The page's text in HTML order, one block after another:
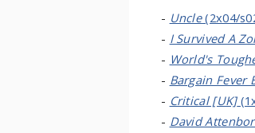
- Uncle(2x04/
- I Survived A
- World's
- Bargain Fever
- Critical [UK]
- David